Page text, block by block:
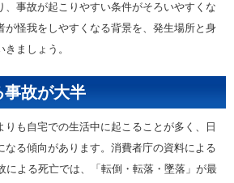
、事故が起こりやすい条件がそろいやすくな
が怪我をしやすくなる背景を、発生場所と身
ましょう。
事故が大半
りも自宅での生活中に起こることが多く、日
なる傾向があります。消費者庁の資料による
による死亡では、「転倒・転落・墜落」が最